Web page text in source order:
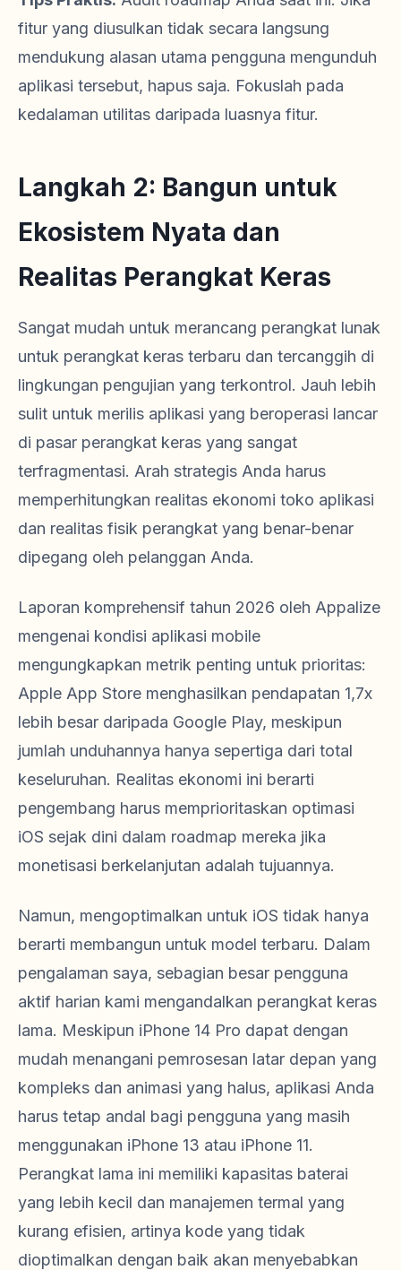
fitur yang diusulkan tidak secara langsung
mendukung alasan utama pengguna mengunduh
aplikasi tersebut, hapus saja. Fokuslah pada
kedalaman utilitas daripada luasnya fitur.
Langkah 2: Bangun untuk
Ekosistem Nyata dan
Realitas Perangkat Keras
Sangat mudah untuk merancang perangkat lunak
untuk perangkat keras terbaru dan tercanggih di
lingkungan pengujian yang terkontrol. Jauh lebih
sulit untuk merilis aplikasi yang beroperasi lancar
di pasar perangkat keras yang sangat
terfragmentasi. Arah strategis Anda harus
memperhitungkan realitas ekonomi toko aplikasi
dan realitas fisik perangkat yang benar-benar
dipegang oleh pelanggan Anda.
Laporan komprehensif tahun 2026 oleh Appalize
mengenai kondisi aplikasi mobile
mengungkapkan metrik penting untuk prioritas:
Apple App Store menghasilkan pendapatan 1,7x
lebih besar daripada Google Play, meskipun
jumlah unduhannya hanya sepertiga dari total
keseluruhan. Realitas ekonomi ini berarti
pengembang harus memprioritaskan optimasi
iOS sejak dini dalam roadmap mereka jika
monetisasi berkelanjutan adalah tujuannya.
Namun, mengoptimalkan untuk iOS tidak hanya
berarti membangun untuk model terbaru. Dalam
pengalaman saya, sebagian besar pengguna
aktif harian kami mengandalkan perangkat keras
lama. Meskipun iPhone 14 Pro dapat dengan
mudah menangani pemrosesan latar depan yang
kompleks dan animasi yang halus, aplikasi Anda
harus tetap andal bagi pengguna yang masih
menggunakan iPhone 13 atau iPhone 11.
Perangkat lama ini memiliki kapasitas baterai
yang lebih kecil dan manajemen termal yang
kurang efisien, artinya kode yang tidak
dioptimalkan dengan baik akan menyebabkan